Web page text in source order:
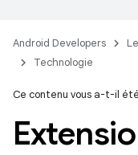
Android Developers
Technologie
Ce contenu vous a-t-il